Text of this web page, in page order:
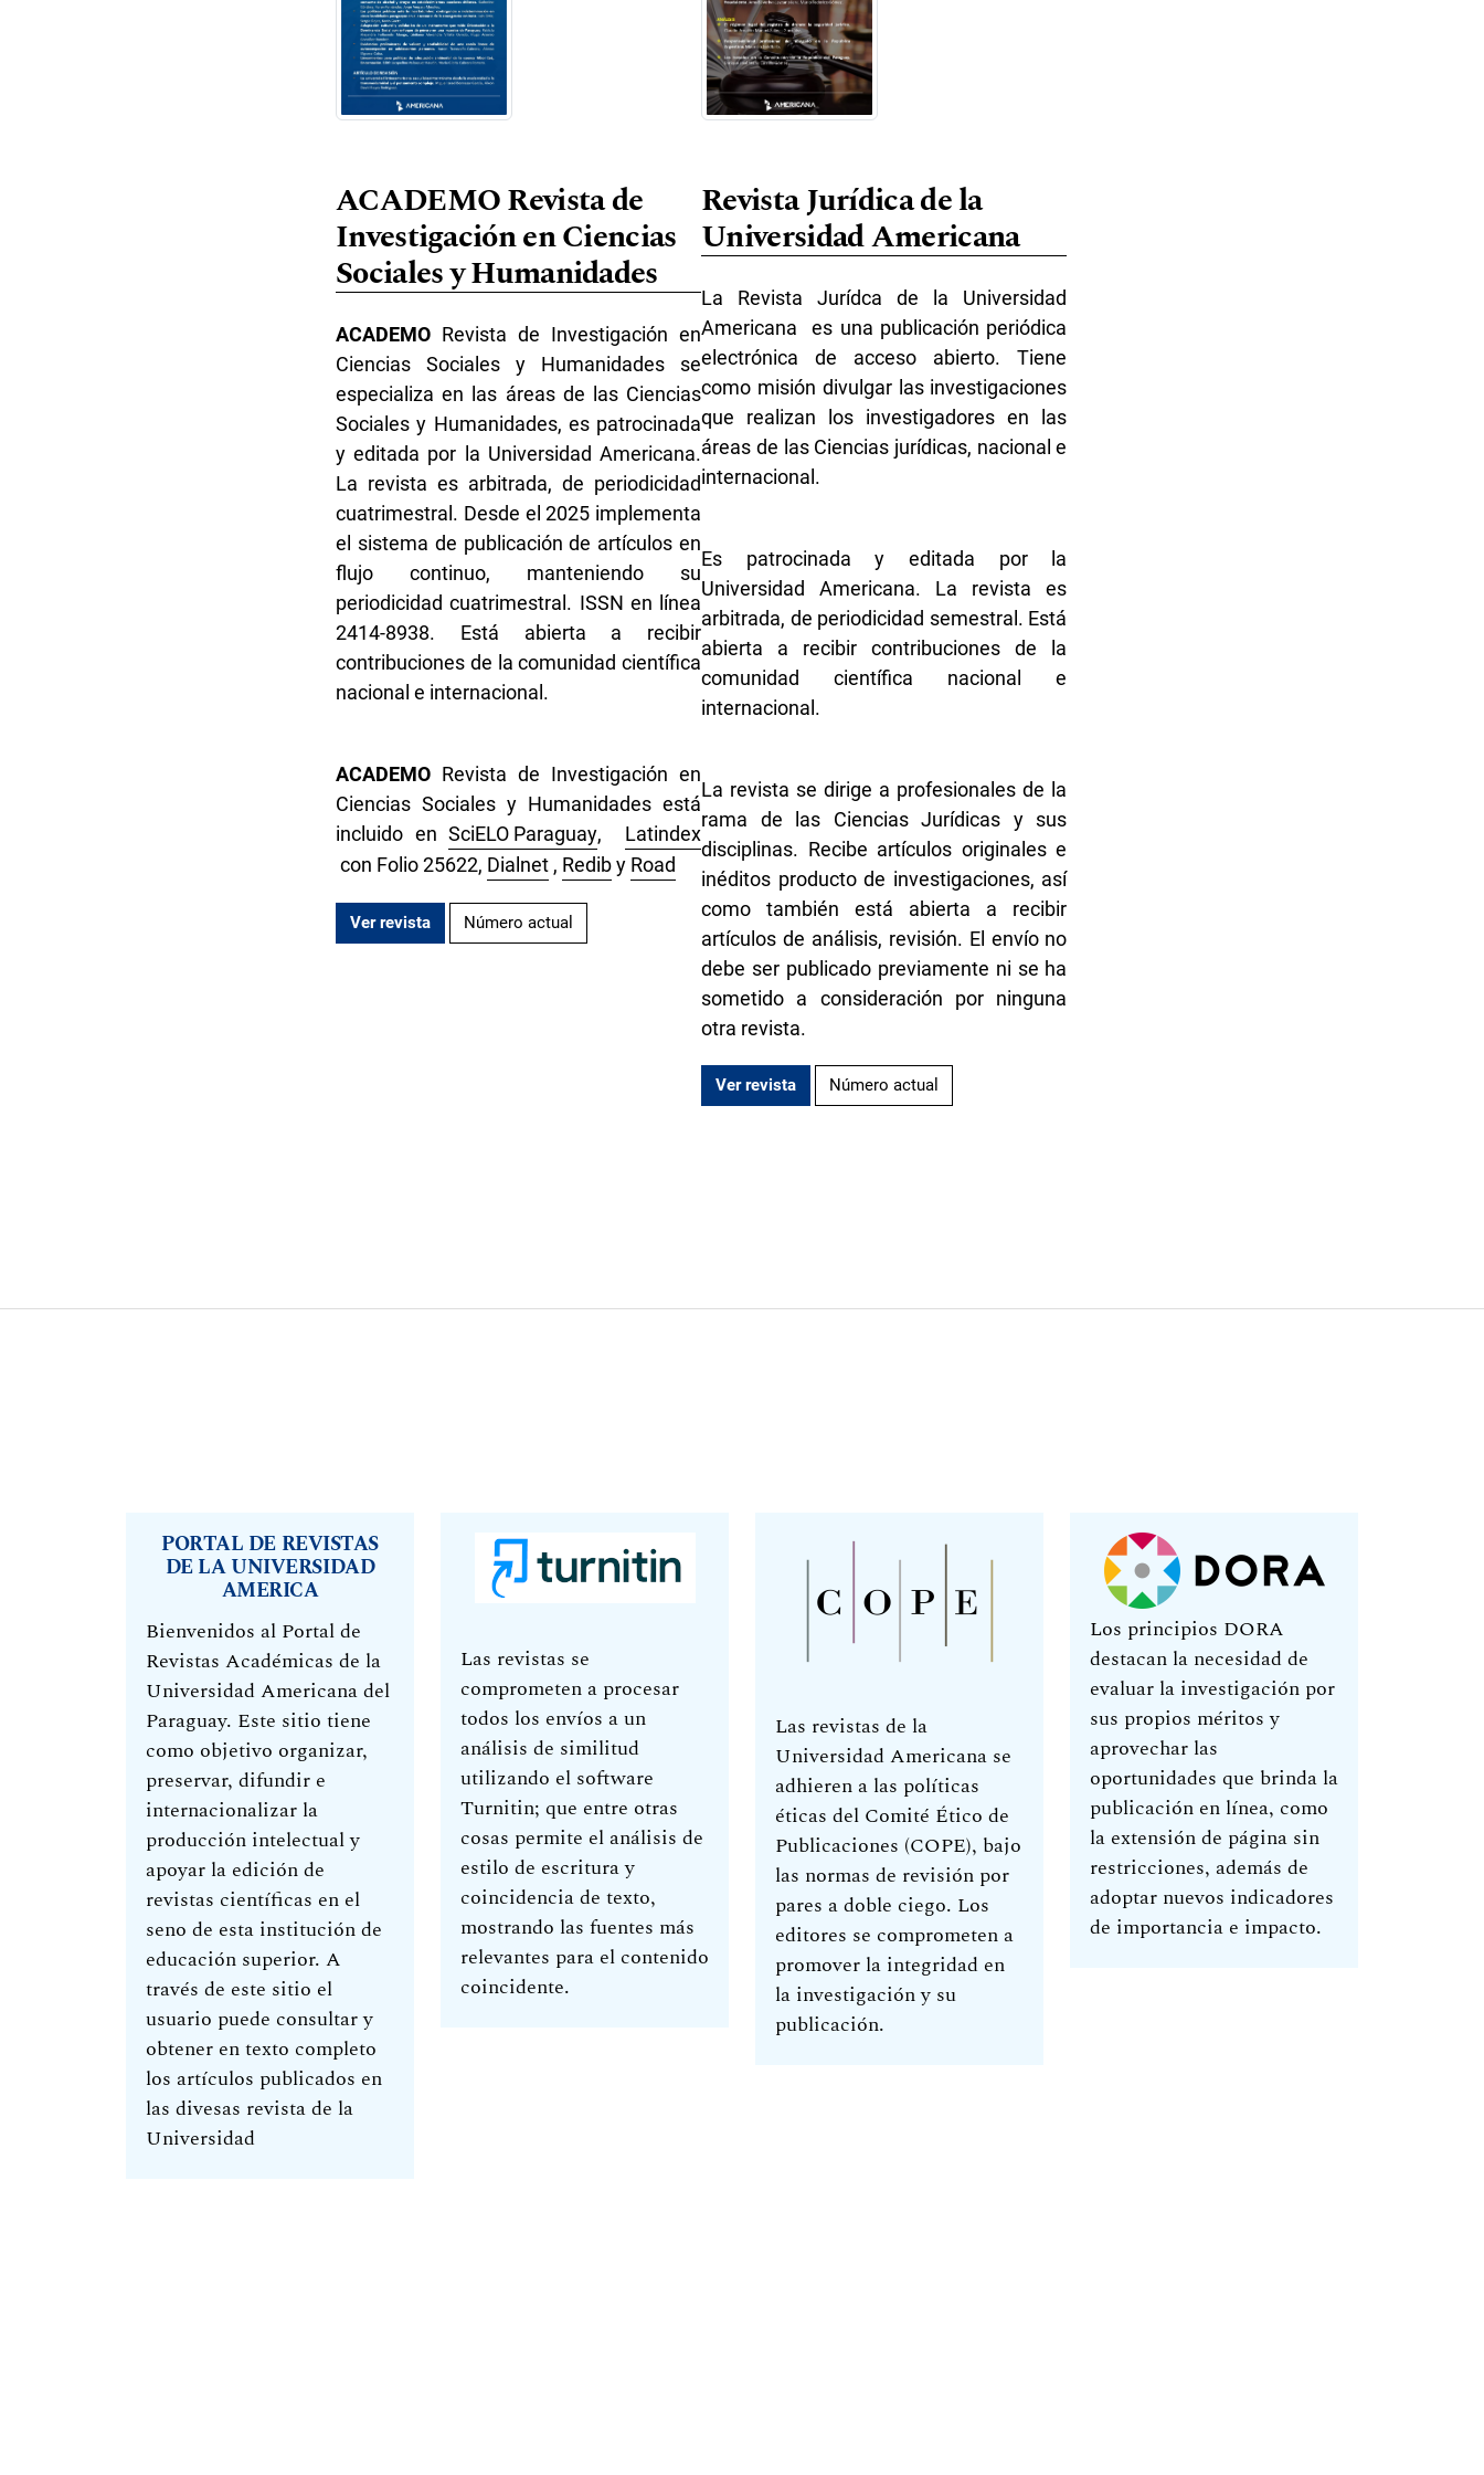
ACADEMO Revista de
Investigación en Ciencias
Sociales y Humanidades
ACADEMO Revista de Investigación en
Ciencias Sociales y Humanidades se
especializa en las áreas de las Ciencias
Sociales y Humanidades, es patrocinada
y editada por la Universidad Americana.
La revista es arbitrada, de periodicidad
cuatrimestral. Desde el 2025 implementa
el sistema de publicación de artículos en
flujo continuo, manteniendo su
periodicidad cuatrimestral. ISSN en línea
2414-8938. Está abierta a recibir
contribuciones de la comunidad científica
nacional e internacional.
ACADEMO Revista de Investigación en
Ciencias Sociales y Humanidades está
incluido enSciELO Paraguay, Latindex
con Folio 25622, Dialnet , Rediby Road
Ver revista Número actual
Revista Jurídica de la
Universidad Americana
La Revista Jurídca de la Universidad
Americana es una publicación periódica
electrónica de acceso abierto. Tiene
como misión divulgar las investigaciones
que realizan los investigadores en las
áreas de las Ciencias jurídicas, nacional e
internacional.
Es patrocinada y editada por la
Universidad Americana. La revista es
arbitrada, de periodicidad semestral. Está
abierta a recibir contribuciones de la
comunidad científica nacional e
internacional.
La revista se dirige a profesionales de la
rama de las Ciencias Jurídicas y sus
disciplinas. Recibe artículos originales e
inéditos producto de investigaciones, así
como también está abierta a recibir
artículos de análisis, revisión. El envío no
debe ser publicado previamente ni se ha
sometido a consideración por ninguna
otra revista.
Ver revista Número actual
PORTAL DE REVISTAS
DE LA UNIVERSIDAD
AMERICA
Bienvenidos al Portal de
Revistas Académicas de la
Universidad Americana del
Paraguay. Este sitio tiene
como objetivo organizar,
preservar, difundir e
internacionalizar la
producción intelectual y
apoyar la edición de
revistas científicas en el
seno de esta institución de
educación superior. A
través de este sitio el
usuario puede consultar y
obtener en texto completo
los artículos publicados en
las divesas revista de la
Universidad
Las revistas se
comprometen a procesar
todos los envíos a un
análisis de similitud
utilizando el software
Turnitin; que entre otras
cosas permite el análisis de
estilo de escritura y
coincidencia de texto,
mostrando las fuentes más
relevantes para el contenido
coincidente.
Las revistas de la
Universidad Americana se
adhieren a las políticas
éticas del Comité Ético de
Publicaciones (COPE), bajo
las normas de revisión por
pares a doble ciego. Los
editores se comprometen a
promover la integridad en
la investigación y su
publicación.
Los principios DORA
destacan la necesidad de
evaluar la investigación por
sus propios méritos y
aprovechar las
oportunidades que brinda la
publicación en línea, como
la extensión de página sin
restricciones, además de
adoptar nuevos indicadores
de importancia e impacto.